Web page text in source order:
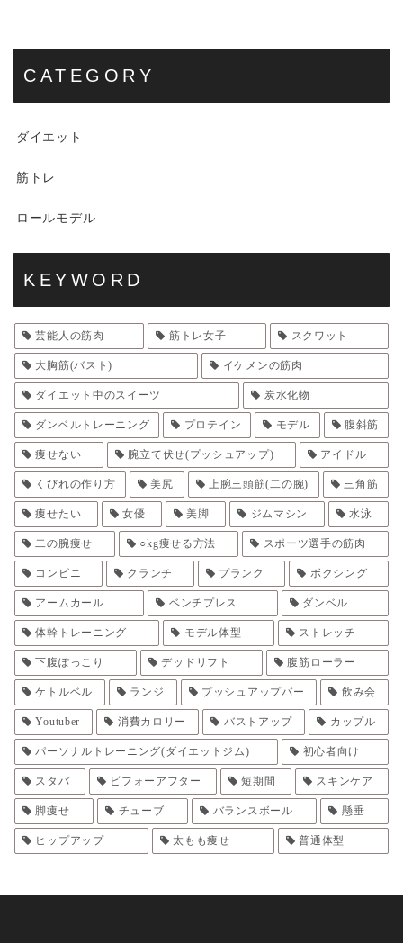
CATEGORY
ダイエット
筋トレ
ロールモデル
KEYWORD
芸能人の筋肉 筋トレ女子 スクワット
大胸筋(バスト) イケメンの筋肉
ダイエット中のスイーツ 炭水化物
ダンベルトレーニング プロテイン モデル 腹斜筋
痩せない 腕立て伏せ(プッシュアップ) アイドル
くびれの作り方 美尻 上腕三頭筋(二の腕) 三角筋
痩せたい 女優 美脚 ジムマシン 水泳
二の腕痩せ ○kg痩せる方法 スポーツ選手の筋肉
コンビニ クランチ プランク ボクシング
アームカール ベンチプレス ダンベル
体幹トレーニング モデル体型 ストレッチ
下腹ぽっこり デッドリフト 腹筋ローラー
ケトルベル ランジ プッシュアップバー 飲み会
Youtuber 消費カロリー バストアップ カップル
パーソナルトレーニング(ダイエットジム) 初心者向け
スタバ ビフォーアフター 短期間 スキンケア
脚痩せ チューブ バランスボール 懸垂
ヒップアップ 太もも痩せ 普通体型